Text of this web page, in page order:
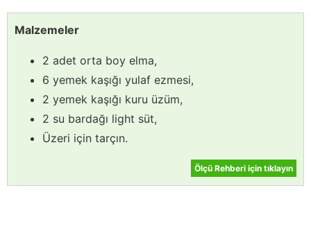
Malzemeler
2 adet orta boy elma,
6 yemek kaşığı yulaf ezmesi,
2 yemek kaşığı kuru üzüm,
2 su bardağı light süt,
Üzeri için tarçın.
Ölçü Rehberi için tıklayın